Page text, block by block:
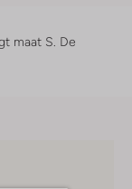
maat S. De